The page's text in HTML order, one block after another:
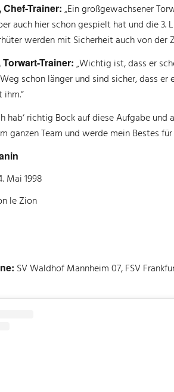
Trainer: „Ein großgewachsener
auch hier schon gespielt hat und die 3.
werden mit Sicherheit auch von
Trainer: „Wichtig ist, dass er
schon länger und sind sicher, dass
hab‘ richtig Bock auf diese Aufgabe
ganzen Team und werde mein Bestes für
Mai 1998
le Zion
SV Waldhof Mannheim 07, FSV